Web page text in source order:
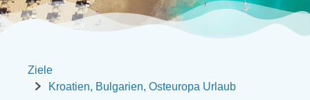
Ziele
Kroatien, Bulgarien, Osteuropa Urlaub